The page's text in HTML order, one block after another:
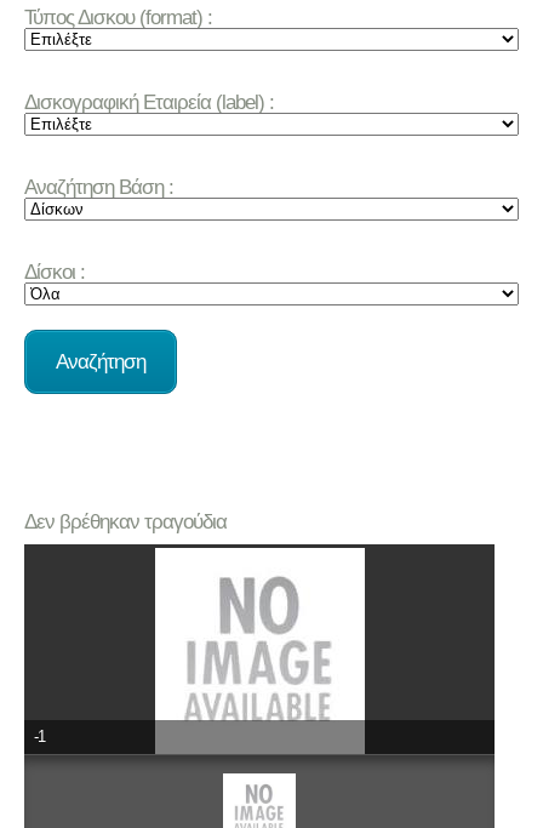
Τύπος Δισκου (format) :
Δισκογραφική Εταιρεία (label) :
Αναζήτηση Βάση :
Δίσκοι :
Δεν βρέθηκαν τραγούδια
-1